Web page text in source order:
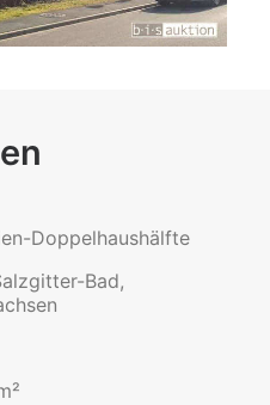
Doppelhaushälfte
Bad,